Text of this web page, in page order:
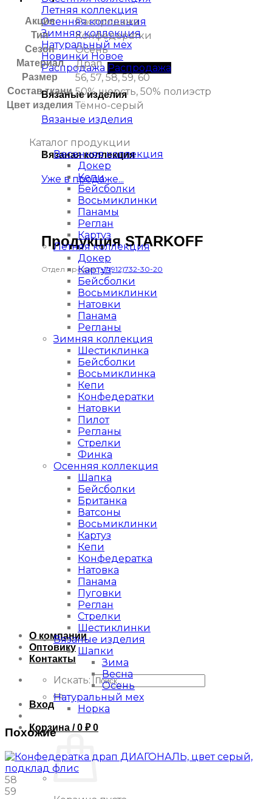
Летняя коллекция
Осенняя коллекция
Зимняя коллекция
Натуральный мех
Новинки
Распродажа
Вязаные изделия
Вязаные изделия
Вязаная коллекция
Уже в продаже...
Продукция STARKOFF
Отдел продаж:+7(912)732-30-20
О компании
Оптовику
Контакты
Искать:
Вход
Корзина /0 ₽ 0
Акция Распродажа
Тип Конфедератки
Сезон Осень
Материал Драп
Размер 56, 57, 58, 59, 60
Состав ткани 50% шерсть, 50% полиэстр
Цвет изделия Тёмно-серый
Каталог продукции
Весенняя коллекция
Докер
Кепи
Бейсболки
Восьмиклинки
Панамы
Реглан
Картуз
Летняя коллекция
Докер
Картуз
Бейсболки
Восьмиклинки
Натовки
Панама
Регланы
Зимняя коллекция
Шестиклинка
Бейсболки
Восьмиклинка
Кепи
Конфедератки
Натовки
Пилот
Регланы
Стрелки
Финка
Осенняя коллекция
Шапка
Бейсболки
Британка
Ватсоны
Восьмиклинки
Картуз
Кепи
Конфедератка
Натовка
Панама
Пуговки
Реглан
Стрелки
Шестиклинки
Вязаные изделия
Шапки
Зима
Весна
Осень
Натуральный мех
Норка
Похожие
58
59